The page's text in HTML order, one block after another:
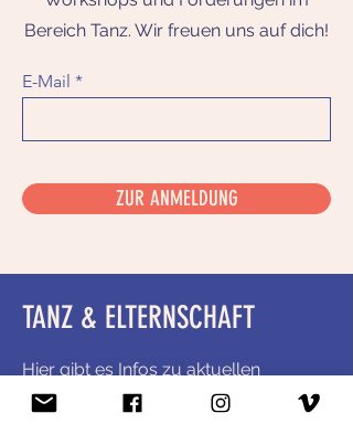
Bereich Tanz. Wir freuen uns auf dich!
E-Mail
ZUR ANMELDUNG
TANZ & ELTERNSCHAFT
Hier gibt es Infos zu aktuellen
Neuigkeiten und Projekten im
Rahmen unseres Schwerpunkts Tanz